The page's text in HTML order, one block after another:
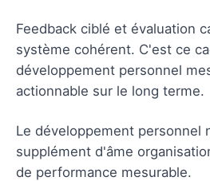
Feedback ciblé et évaluation
système cohérent. C'est ce
développement personnel
actionnable sur le long terme.
Le développement personnel
supplément d'âme
de performance mesurable.